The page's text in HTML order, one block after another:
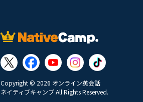
Copyright © 2026 オンライン英会話
ネイティブキャンプ All Rights Reserved.